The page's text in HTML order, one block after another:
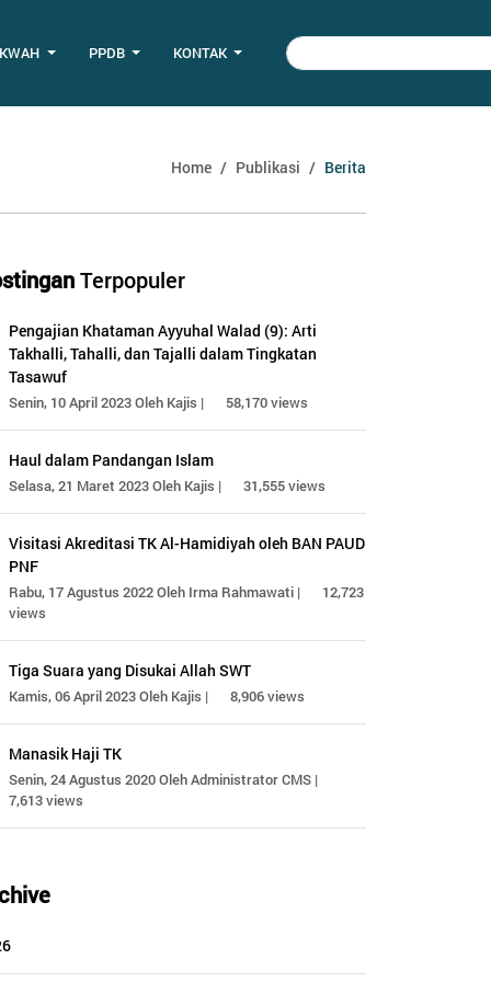
PPDB KONTAK
Home Publikasi Berita
Terpopuler
Pengajian Khataman Ayyuhal Walad (9): Arti
Takhalli, Tahalli, dan Tajalli dalam Tingkatan
Tasawuf
Senin, 10 April 2023 Oleh Kajis | 58,170 views
Haul dalam Pandangan Islam
Selasa, 21 Maret 2023 Oleh Kajis | 31,555 views
Visitasi Akreditasi TK Al-Hamidiyah oleh BAN PAUD
PNF
Rabu, 17 Agustus 2022 Oleh Irma Rahmawati |
12,723
views
Tiga Suara yang Disukai Allah SWT
Kamis, 06 April 2023 Oleh Kajis | 8,906 views
Manasik Haji TK
Senin, 24 Agustus 2020 Oleh Administrator CMS |
7,613 views